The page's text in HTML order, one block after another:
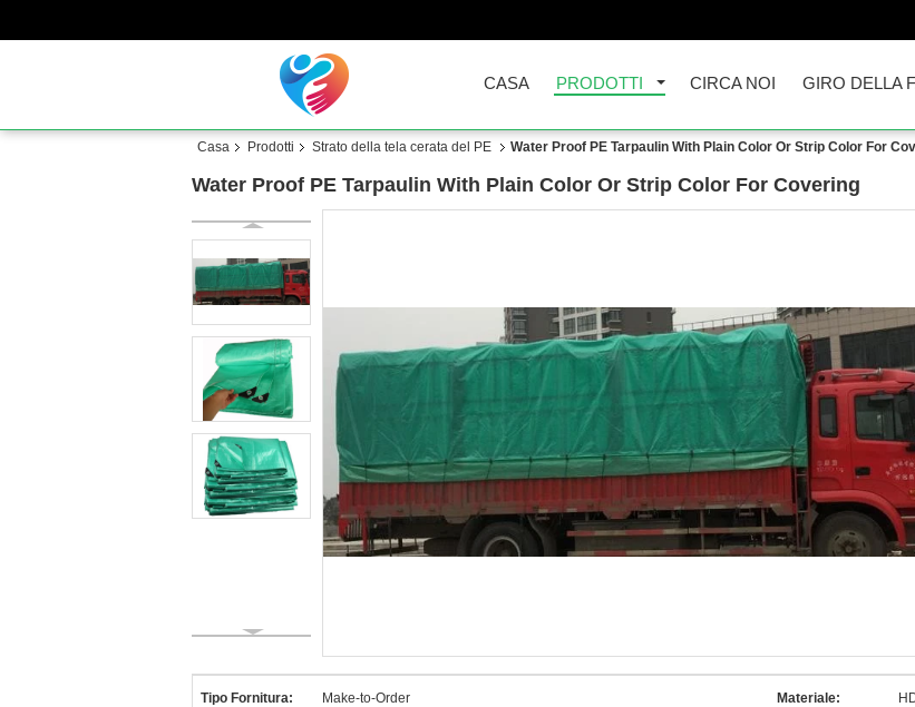
CASA PRODOTTI CIRCA NOI GIRO DELLA
Casa Prodotti Strato della tela cerata del PE Water Proof PE Tarpaulin With Plain Color Or Strip Color For
Water Proof PE Tarpaulin With Plain Color Or Strip Color For Covering
Tipo Fornitura: Make-to-Order Materiale: